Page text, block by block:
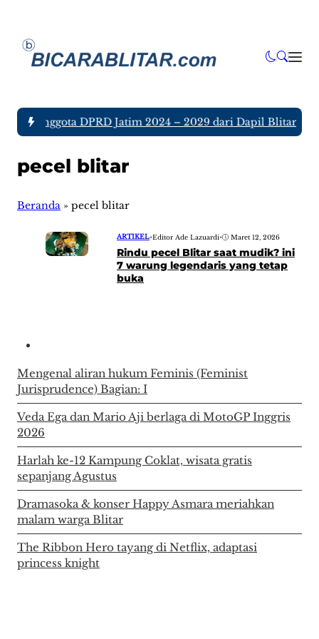
tujuh Anggota DPRD Jatim 2024 – 2029 dari Dapil Blitar dan
pecel blitar
Beranda » pecel blitar
ARTIKEL•Editor Ade Lazuardi• Maret 12, 2026
Rindu pecel Blitar saat mudik? ini
7 warung legendaris yang tetap
buka
Mengenal aliran hukum Feminis (Feminist
Jurisprudence) Bagian: I
Veda Ega dan Mario Aji berlaga di MotoGP Inggris
2026
Harlah ke-12 Kampung Coklat, wisata gratis
sepanjang Agustus
Dramasoka & konser Happy Asmara meriahkan
malam warga Blitar
The Ribbon Hero tayang di Netflix, adaptasi
princess knight